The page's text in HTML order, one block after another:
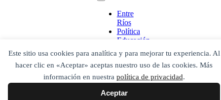
Este sitio usa cookies para analítica y para mejorar tu experiencia. Al
hacer clic en «Aceptar» aceptas nuestro uso de las cookies. Más
información en nuestra política de privacidad.
Aceptar
Entre
Ríos
Política
Educación
Legislaltura
Economía
Judiciales
Salud
El país
América
Escribe aquí abajo lo que desees buscar
Buscar
Buscar
O bien prueba
Buscar en el archivo